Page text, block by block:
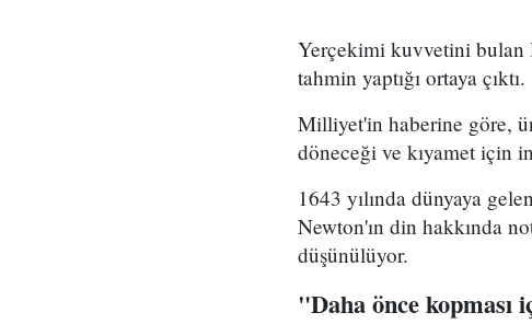
Yerçekimi kuvvetini bulan
tahmin yaptığı ortaya çıktı.
Milliyet'in haberine göre,
döneceği ve kıyamet için
1643 yılında dünyaya
Newton'ın din hakkında
düşünülüyor.
"Daha önce